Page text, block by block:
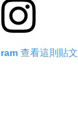
查看這則貼文